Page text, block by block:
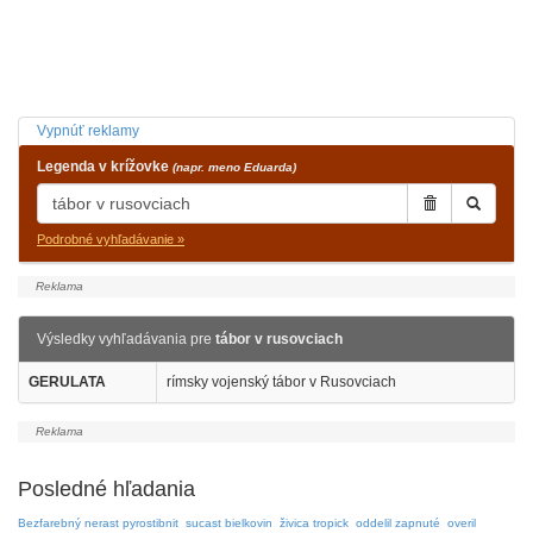
Vypnúť reklamy
Legenda v krížovke (napr. meno Eduarda)
Podrobné vyhľadávanie »
Výsledky vyhľadávania pre tábor v rusovciach
GERULATA rímsky vojenský tábor v Rusovciach
Posledné hľadania
Bezfarebný nerast pyrostibnit sucast bielkovin živica tropick oddelil zapnuté overil